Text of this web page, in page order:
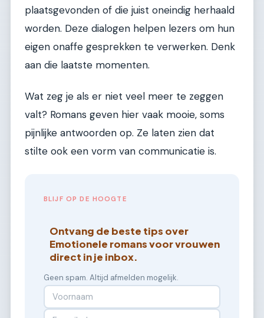
plaatsgevonden of die juist oneindig herhaald
worden. Deze dialogen helpen lezers om hun
eigen onaffe gesprekken te verwerken. Denk
aan die laatste momenten.
Wat zeg je als er niet veel meer te zeggen
valt? Romans geven hier vaak mooie, soms
pijnlijke antwoorden op. Ze laten zien dat
stilte ook een vorm van communicatie is.
BLIJF OP DE HOOGTE
Ontvang de beste tips over
Emotionele romans voor vrouwen
direct in je inbox.
Geen spam. Altijd afmelden mogelijk.